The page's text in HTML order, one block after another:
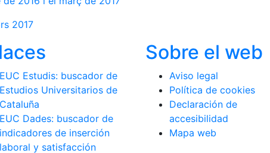
2017
EUC Estudis: buscador de
Estudios Universitarios de
Cataluña
EUC Dades: buscador de
indicadores de inserción
laboral y satisfacción
Sobre el web
Aviso legal
Política de cookies
Declaración de
accesibilidad
Mapa web